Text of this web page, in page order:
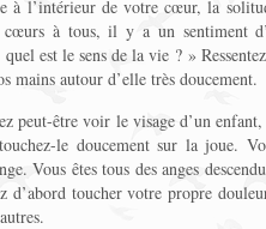
à l’intérieur de votre cœur, la
cœurs à tous, il y a un sentiment
est le sens de la vie ? »
mains autour d’elle très doucement.
peut-être voir le visage d’un
le doucement sur la joue.
Vous êtes tous des anges
d’abord toucher votre propre